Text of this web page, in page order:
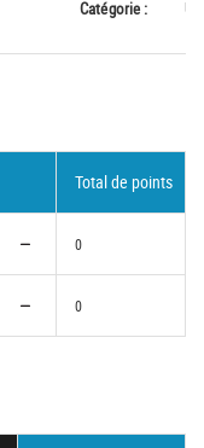
Catégorie :
Total de points
0
0